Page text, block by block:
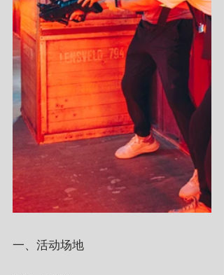
一、活动场地